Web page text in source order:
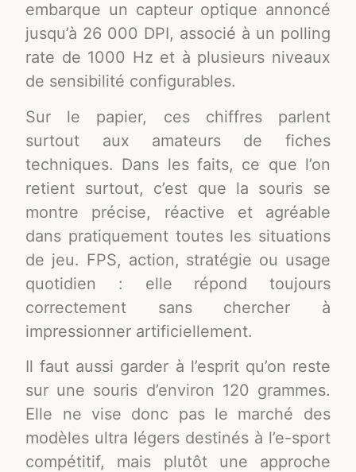
embarque un capteur optique annoncé
jusqu’à 26 000 DPI, associé à un polling
rate de 1000 Hz et à plusieurs niveaux
de sensibilité configurables.
Sur le papier, ces chiffres parlent
surtout aux amateurs de fiches
techniques. Dans les faits, ce que l’on
retient surtout, c’est que la souris se
montre précise, réactive et agréable
dans pratiquement toutes les situations
de jeu. FPS, action, stratégie ou usage
quotidien : elle répond toujours
correctement sans chercher à
impressionner artificiellement.
Il faut aussi garder à l’esprit qu’on reste
sur une souris d’environ 120 grammes.
Elle ne vise donc pas le marché des
modèles ultra légers destinés à l’e-sport
compétitif, mais plutôt une approche